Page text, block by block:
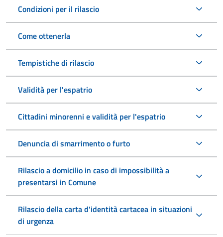
Condizioni per il rilascio
Come ottenerla
Tempistiche di rilascio
Validità per l'espatrio
Cittadini minorenni e validità per l'espatrio
Denuncia di smarrimento o furto
Rilascio a domicilio in caso di impossibilità a
presentarsi in Comune
Rilascio della carta d'identità cartacea in situazioni
di urgenza